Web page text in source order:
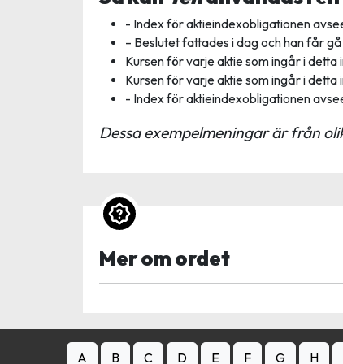
- Index för aktieindexobligationen
– Beslutet fattades i dag och han får
Kursen för varje aktie som ingår i detta
Kursen för varje aktie som ingår i detta
- Index för aktieindexobligationen
Dessa exempelmeningar är från
Mer om ordet
A B C D E F G H